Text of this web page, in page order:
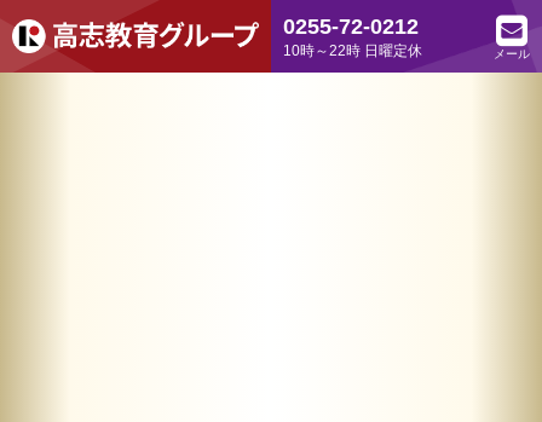
0255-72-0212
10時～22時 日曜定休 メール